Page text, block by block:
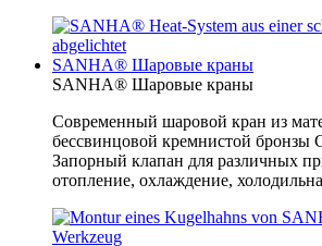
SANHA® Шаровые краны
SANHA® Шаровые краны
Современный шаровой кран из
бессвинцовой кремнистой бронзы
Запорный клапан для различных
отопление, охлаждение,